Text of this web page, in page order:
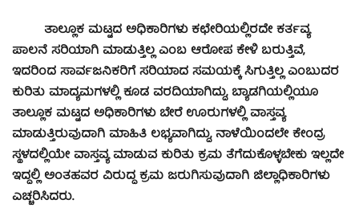
ತಾಲ್ಲೂಕ ಮಟ್ಟದ ಅಧಿಕಾರಿಗಳು ಕಛೇರಿಯಲ್ಲಿರದೇ ಕರ್ತವ್ಯ
ಪಾಲನೆ ಸರಿಯಾಗಿ ಮಾಡುತ್ತಿಲ್ಲ ಎಂಬ ಆರೋಪ ಕೇಳಿ ಬರುತ್ತಿವೆ,
ಇದರಿಂದ ಸಾರ್ವಜನಿಕರಿಗೆ ಸರಿಯಾದ ಸಮಯಕ್ಕೆ ಸಿಗುತ್ತಿಲ್ಲ ಎಂಬುದರ
ಕುರಿತು ಮಾದ್ಯಮಗಳಲ್ಲಿ ಕೂಡ ವರದಿಯಾಗಿದ್ದು, ಬ್ಯಾಡಗಿಯಲ್ಲಿಯೂ
ತಾಲ್ಲೂಕ ಮಟ್ಟದ ಅಧಿಕಾರಿಗಳು ಬೇರೆ ಊರುಗಳಲ್ಲಿ ವಾಸ್ತವ್ಯ
ಮಾಡುತ್ತಿರುವುದಾಗಿ ಮಾಹಿತಿ ಲಭ್ಯವಾಗಿದ್ದು, ನಾಳೆಯಿಂದಲೇ ಕೇಂದ್ರ
ಸ್ಥಳದಲ್ಲಿಯೇ ವಾಸ್ತವ್ಯ ಮಾಡುವ ಕುರಿತು ಕ್ರಮ ತೆಗೆದುಕೊಳ್ಳಬೇಕು ಇಲ್ಲದೇ
ಇದ್ದಲ್ಲಿ ಅಂತಹವರ ವಿರುದ್ಧ ಕ್ರಮ ಜರುಗಿಸುವುದಾಗಿ ಜಿಲ್ಲಾಧಿಕಾರಿಗಳು
ಎಚ್ಚರಿಸಿದರು.